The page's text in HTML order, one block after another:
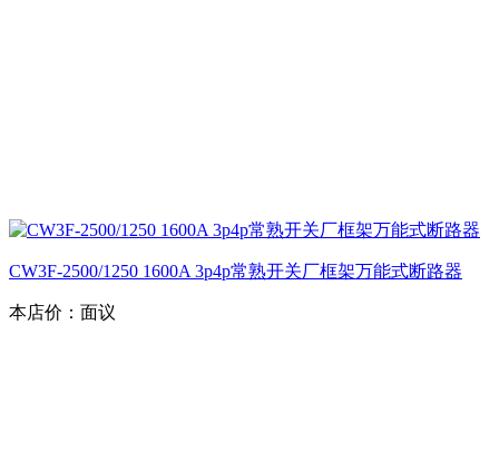
CW3F-2500/1250 1600A 3p4p常熟开关厂框架万能式断路器
本店价： 面议